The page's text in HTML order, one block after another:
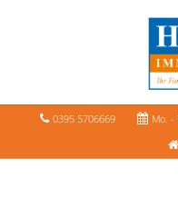
0395 5706669
Mo. -